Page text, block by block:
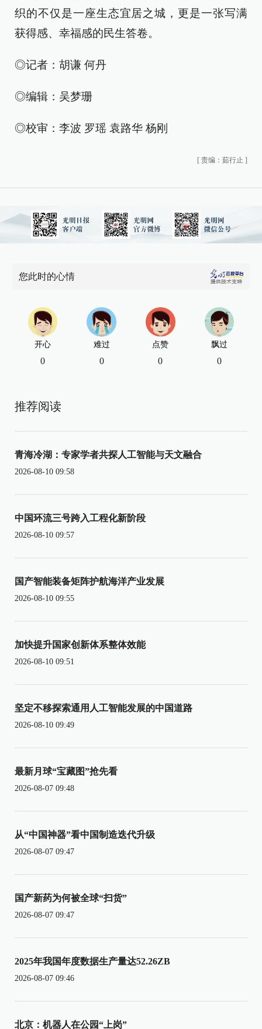
织的不仅是一座生态宜居之城，更是一张写满
获得感、幸福感的民生答卷。
◎记者：胡谦 何丹
◎编辑：吴梦珊
◎校审：李波 罗瑶 袁路华 杨刚
[ 责编：茹行止 ]
您此时的心情
开心
0
难过
0
点赞
0
飘过
0
推荐阅读
青海冷湖：专家学者共探人工智能与天文融合
2026-08-10 09:58
中国环流三号跨入工程化新阶段
2026-08-10 09:57
国产智能装备矩阵护航海洋产业发展
2026-08-10 09:55
加快提升国家创新体系整体效能
2026-08-10 09:51
坚定不移探索通用人工智能发展的中国道路
2026-08-10 09:49
最新月球“宝藏图”抢先看
2026-08-07 09:48
从“中国神器”看中国制造迭代升级
2026-08-07 09:47
国产新药为何被全球“扫货”
2026-08-07 09:47
2025年我国年度数据生产量达52.26ZB
2026-08-07 09:46
北京：机器人在公园“上岗”